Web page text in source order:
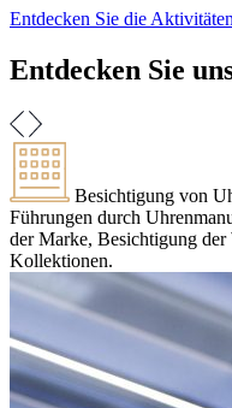
Entdecken Sie die Aktivitäten
Entdecken Sie
Besichtigung von
Führungen durch
der Marke, Besichtigung der
Kollektionen.